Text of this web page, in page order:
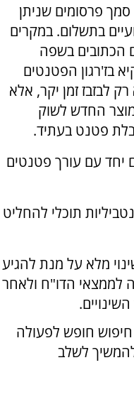
פרסומים שניתן
בתשלום. במקרים
הכתובים בשפה
בז'רגון הפטנטים
לבזבז זמן יקר, אלא
החדש לשוק
פטנט בעתיד.
יחד עם עורך פטנטים
תוכלי להחליט
מלא על מנת להגיע
לממצאי הדו"ח ולאחר
חופש לפעולה
להמשיך לשלב